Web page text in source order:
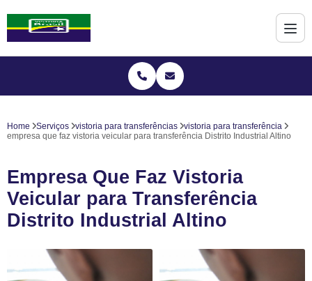
Home Serviços vistoria para transferências
vistoria para transferência
empresa que faz vistoria veicular para transferência Distrito Industrial Altino
Empresa Que Faz Vistoria
Veicular para Transferência
Distrito Industrial Altino